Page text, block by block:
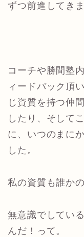
ずつ前進してきま
コーチや勝間塾
ィードバック頂
じ資質を持つ仲
したり、そして
に、いつのまに
した。
私の資質も誰か
無意識でしてい
んだ！って。